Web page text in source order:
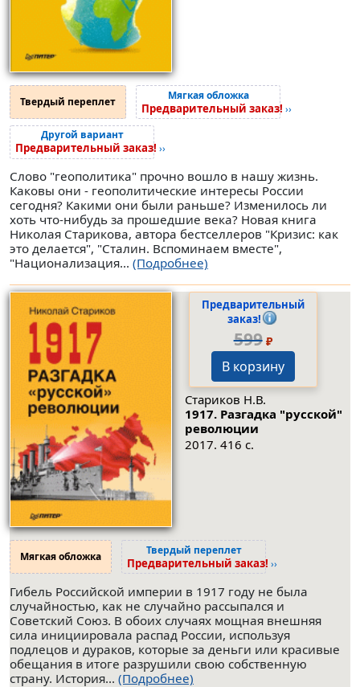
Твердый переплет Мягкая обложка
Предварительный заказ! ››
Другой вариант
Предварительный заказ! ››
Слово "геополитика" прочно вошло в нашу жизнь.
Каковы они - геополитические интересы России
сегодня? Какими они были раньше? Изменилось ли
хоть что-нибудь за прошедшие века? Новая книга
Николая Старикова, автора бестселлеров "Кризис: как
это делается", "Сталин. Вспоминаем вместе",
"Национализация... (Подробнее)
Предварительный
заказ!
599₽
В корзину
Стариков Н.В.
1917. Разгадка "русской"
революции
2017. 416 с.
Мягкая обложка Твердый переплет
Предварительный заказ! ››
Гибель Российской империи в 1917 году не была
случайностью, как не случайно рассыпался и
Советский Союз. В обоих случаях мощная внешняя
сила инициировала распад России, используя
подлецов и дураков, которые за деньги или красивые
обещания в итоге разрушили свою собственную
страну. История... (Подробнее)